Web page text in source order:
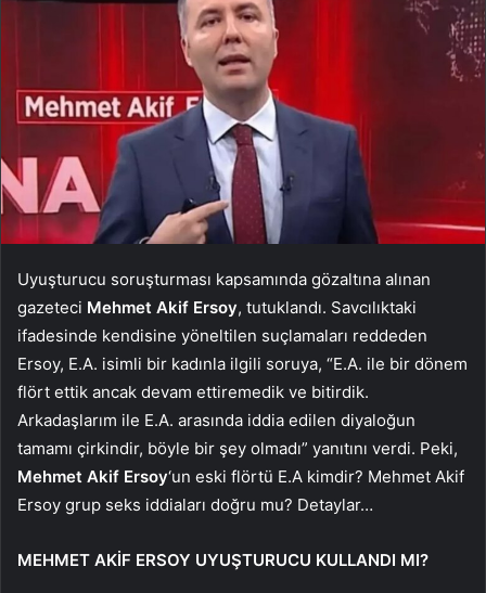
Uyuşturucu soruşturması kapsamında gözaltına alınan
gazeteci Mehmet Akif Ersoy, tutuklandı. Savcılıktaki
ifadesinde kendisine yöneltilen suçlamaları reddeden
Ersoy, E.A. isimli bir kadınla ilgili soruya, “E.A. ile bir dönem
flört ettik ancak devam ettiremedik ve bitirdik.
Arkadaşlarım ile E.A. arasında iddia edilen diyaloğun
tamamı çirkindir, böyle bir şey olmadı” yanıtını verdi. Peki,
Mehmet Akif Ersoy‘un eski flörtü E.A kimdir? Mehmet Akif
Ersoy grup seks iddiaları doğru mu? Detaylar…
MEHMET AKİF ERSOY UYUŞTURUCU KULLANDI MI?